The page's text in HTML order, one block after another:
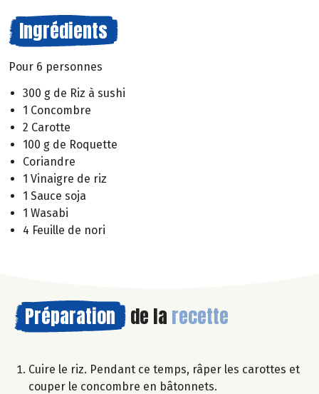
Ingrédients
Pour 6 personnes
300 g de Riz à sushi
1 Concombre
2 Carotte
100 g de Roquette
Coriandre
1 Vinaigre de riz
1 Sauce soja
1 Wasabi
4 Feuille de nori
Préparation de la recette
Cuire le riz. Pendant ce temps, râper les carottes et
couper le concombre en bâtonnets.